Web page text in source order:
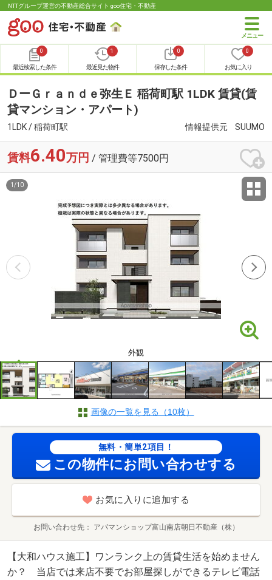
NTTグループ運営の不動産総合サイト goo住宅・不動産
0
最近検索した条件
1
最近見た物件
0
保存した条件
0
お気に入り
ＤーＧｒａｎｄｅ弥生Ｅ 稲荷町駅 1LDK 賃貸(賃
貸マンション・アパート)
1LDK / 稲荷町駅 情報提供元 SUUMO
賃料6.40万円 / 管理費等7500円
外観
1 /10
画像の一覧を見る（10枚）
無料・簡単2項目！
この物件にお問い合わせする
お気に入りに追加する
お問い合わせ先 アパマンショップ富山南店朝日不動産（株）
【大和ハウス施工】ワンランク上の賃貸生活を始めません
か？ 当店では来店不要でお部屋探しができるテレビ電話